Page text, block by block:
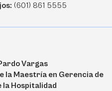
(601) 861 5555
Vargas
la Maestría en Gerencia de
la Hospitalidad